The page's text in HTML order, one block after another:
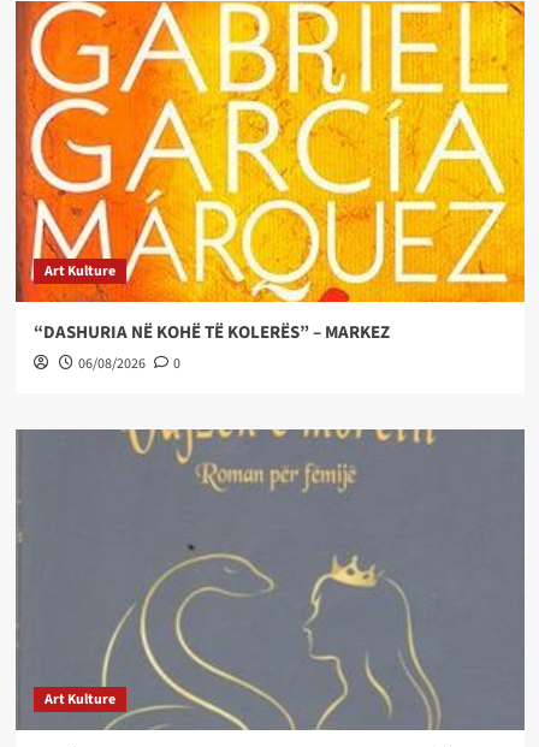
Art Kulture
“DASHURIA NË KOHË TË KOLERËS” – MARKEZ
06/08/2026 0
Art Kulture